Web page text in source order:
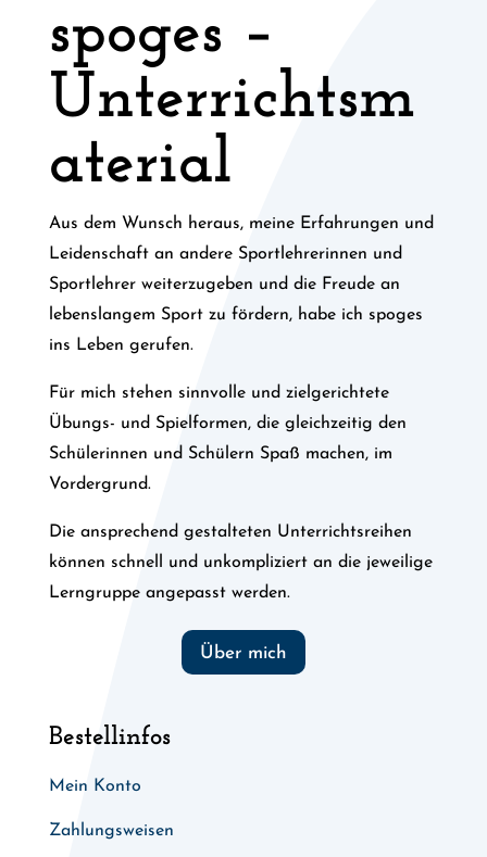
spoges –
Unterrichtsm
aterial
Aus dem Wunsch heraus, meine Erfahrungen und
Leidenschaft an andere Sportlehrerinnen und
Sportlehrer weiterzugeben und die Freude an
lebenslangem Sport zu fördern, habe ich spoges
ins Leben gerufen.
Für mich stehen sinnvolle und zielgerichtete
Übungs- und Spielformen, die gleichzeitig den
Schülerinnen und Schülern Spaß machen, im
Vordergrund.
Die ansprechend gestalteten Unterrichtsreihen
können schnell und unkompliziert an die jeweilige
Lerngruppe angepasst werden.
Über mich
Bestellinfos
Mein Konto
Zahlungsweisen